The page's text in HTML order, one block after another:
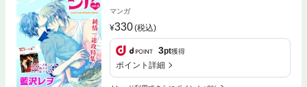
マンガ
330(税込)
3pt獲得
ポイント詳細